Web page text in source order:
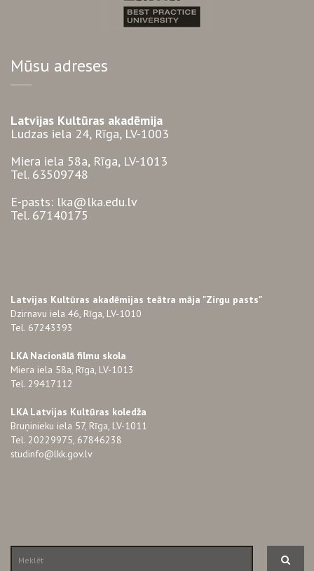
Mūsu adreses
Latvijas Kultūras akadēmija
Ludzas iela 24, Rīga, LV-1003
Miera iela 58a, Rīga, LV-1013
Tel. 63509748
E-pasts: lka@lka.edu.lv
Tel. 67140175
Latvijas Kultūras akadēmijas teātra māja "Zirgu pasts"
Dzirnavu iela 46, Rīga, LV-1010
Tel. 67243393
LKA Nacionālā filmu skola
Miera iela 58a, Rīga, LV-1013
Tel. 29417112
LKA Latvijas Kultūras koledža
Bruņinieku iela 57, Rīga, LV-1011
Tel. 20229975, 67846238
studinfo@lkk.gov.lv